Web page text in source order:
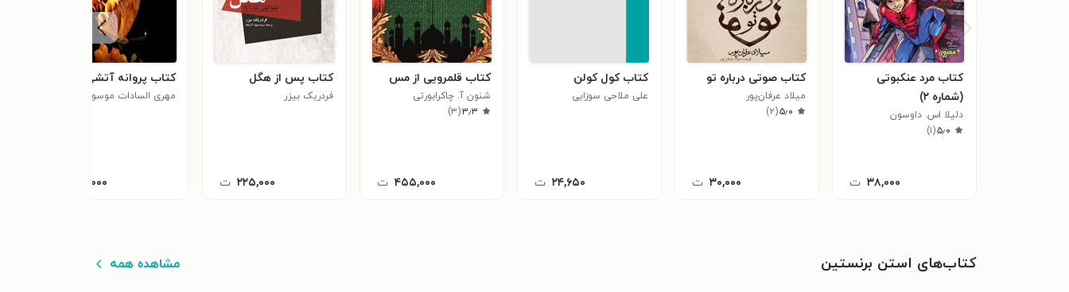
کتاب مرد عنکبوتی
(شماره ۲)
دلیلا اس. داوسون
۵٫۰(۱)
۳۸,۰۰۰ ت
کتاب صوتی درباره تو
میلاد عرفان‌پور
۵٫۰(۲)
۳۰,۰۰۰ ت
کتاب کول کولن
علی ملاحی سوزایی
۲۴,۶۵۰ ت
کتاب قلمرویی از مس
شنون آ. چاکرابورتی
۳٫۳(۳)
۴۵۵,۰۰۰ ت
کتاب پس از هگل
فردریک بیزر
۲۲۵,۰۰۰ ت
کتاب پروانه آتشی
مهری السادات موسوی
۲۱,۰۰۰
کتاب‌های استن برنستین مشاهده همه